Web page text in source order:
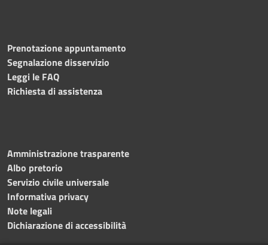
Prenotazione appuntamento
Segnalazione disservizio
Leggi le FAQ
Richiesta di assistenza
Amministrazione trasparente
Albo pretorio
Servizio civile universale
Informativa privacy
Note legali
Dichiarazione di accessibilità